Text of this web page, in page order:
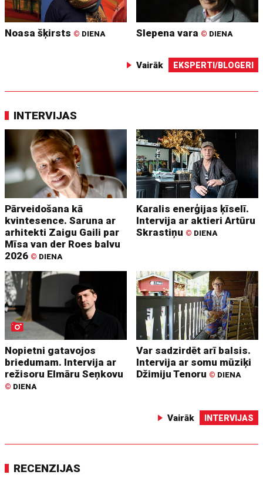
Noasa šķirsts © DIENA Slepena vara © DIENA
Vairāk EKSPERTI/BLOGERI
INTERVIJAS
Pārveidošana kā
kvintesence. Saruna ar
arhitekti Zaigu Gaili par
Mīsa van der Roes balvu
2026 © DIENA
Karalis enerģijas ķīselī.
Intervija ar aktieri Artūru
Skrastiņu © DIENA
Nopietni gatavojos
briedumam. Intervija ar
režisoru Elmāru Seņkovu
© DIENA
Var sadzirdēt arī balsis.
Intervija ar somu mūziķi
Džimiju Tenoru © DIENA
Vairāk INTERVIJAS
RECENZIJAS